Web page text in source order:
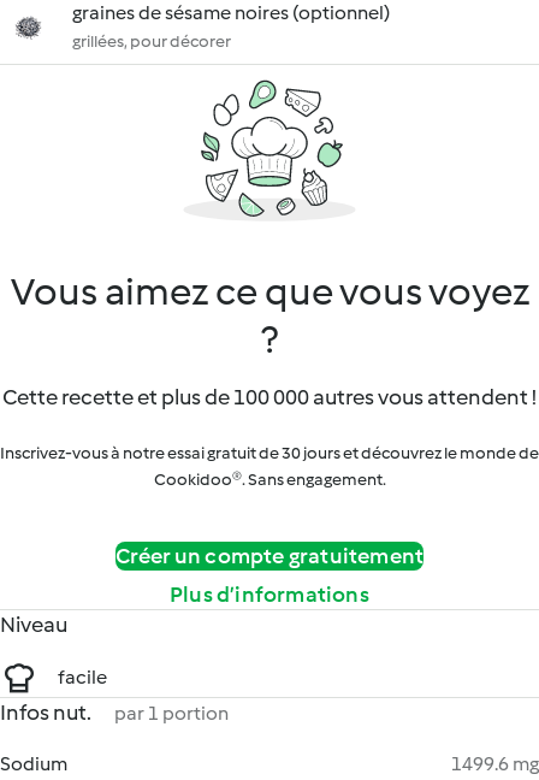
graines de sésame noires (optionnel)
grillées, pour décorer
Vous aimez ce que vous voyez
?
Cette recette et plus de 100 000 autres vous attendent !
Inscrivez-vous à notre essai gratuit de 30 jours et découvrez le monde de
Cookidoo®. Sans engagement.
Créer un compte gratuitement
Plus d’informations
Niveau
facile
Infos nut. par 1 portion
Sodium
1499.6 mg